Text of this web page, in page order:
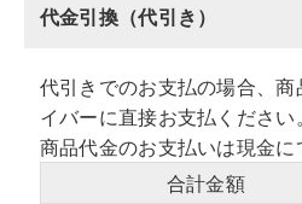
代金引換（代引き）
代引きでのお支払の場合、
イバーに直接お支払ください。
商品代金のお支払いは現金に
合計金額